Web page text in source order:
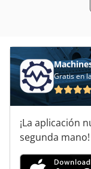
Máquina De
Máquinas De
Máquinas De
Máquinas Para
Gratis en
¡La aplicación
segunda mano!